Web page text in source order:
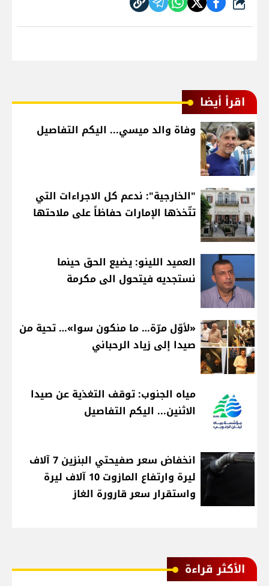
شارك
اقرأ أيضا
وفاة والد ميسي... اليكم التفاصيل
"الخارجية": ندعم كل الاجراءات التي
تتّخذها الإمارات حفاظاً على ملاحتها
العميد اللينو: يضيع الحق حينما
نستجديه فيتحول الى مكرمة
«لأوّل مرّة… ما منكون سوا»… تحية من
صيدا إلى زياد الرحباني
مياه الجنوب: توقف التغذية عن صيدا
الاثنين... اليكم التفاصيل
انخفاض سعر صفيحتي البنزين 7 آلاف
ليرة وارتفاع المازوت 10 آلاف ليرة
واستقرار سعر قارورة الغاز
الأكثر قراءة